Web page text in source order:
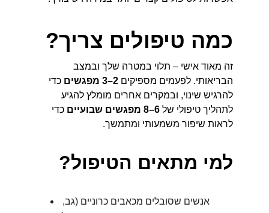
כמה טיפולים צריך?
זה מאוד אישי – תלוי במטרה שלך ובמצב
הבריאותי. לפעמים מספיקים 2–3 מפגשים
כדי
להרגיש שינוי, ובמקרים אחרים מומלץ להגיע
לתהליך טיפולי של 6–8 מפגשים שבועיים
כדי
לראות שיפור משמעותי ומתמשך.
למי מתאים הטיפול?
אנשים שסובלים מכאבים כרוניים (גב,